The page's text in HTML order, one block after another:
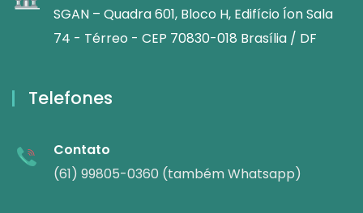
SGAN – Quadra 601, Bloco H, Edifício Íon Sala
74 - Térreo - CEP 70830-018 Brasília / DF
Telefones
Contato
(61) 99805-0360 (também Whatsapp)